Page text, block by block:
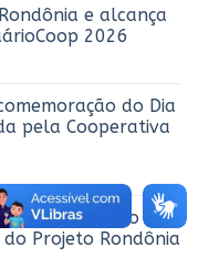
e alcança
2026
do Dia
pela Cooperativa
do
Projeto Rondônia